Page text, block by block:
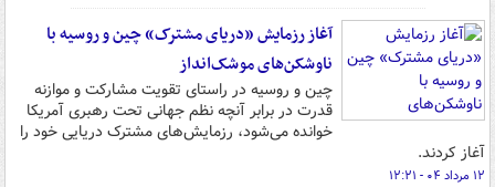
آغاز رزمایش «دریای مشترک» چین و روسیه با
ناوشکن‌های موشک‌انداز
چین و روسیه در راستای تقویت مشارکت و موازنه
قدرت در برابر آنچه نظم جهانی تحت رهبری آمریکا
خوانده می‌شود، رزمایش‌های مشترک دریایی خود را
آغاز کردند.
۱۲ مرداد ۰۴ - ۱۲:۲۱